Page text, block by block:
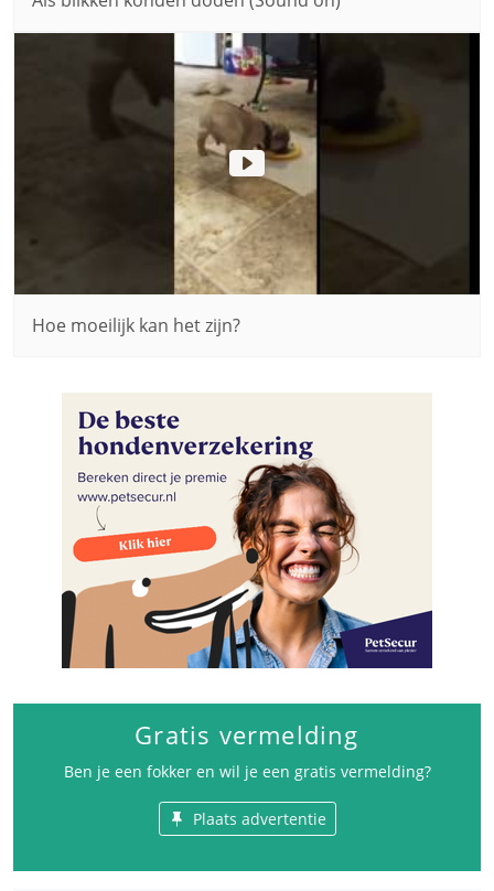
Hoe moeilijk kan het zijn?
Gratis vermelding
Ben je een fokker en wil je een gratis vermelding?
Plaats advertentie